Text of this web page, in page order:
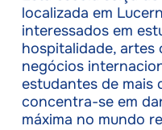
localizada em
interessados em
hospitalidade, artes
negócios
estudantes de mais
concentra-se em
máxima no mundo